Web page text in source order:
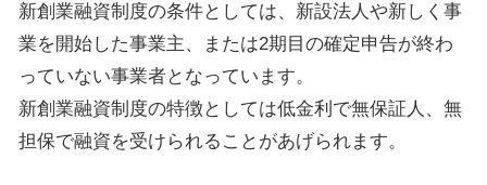
新創業融資制度の条件としては、新設法人や新しく事
業を開始した事業主、または2期目の確定申告が終わ
っていない事業者となっています。
新創業融資制度の特徴としては低金利で無保証人、無
担保で融資を受けられることがあげられます。